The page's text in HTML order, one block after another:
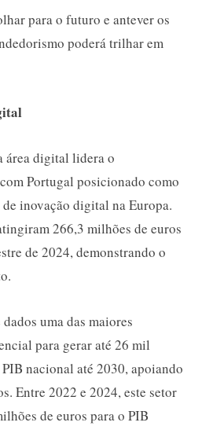
para o futuro e antever os
poderá trilhar em
área digital lidera o
Portugal posicionado como
inovação digital na Europa.
266,3 milhões de euros
de 2024, demonstrando o
uma das maiores
para gerar até 26 mil
nacional até 2030, apoiando
Entre 2022 e 2024, este setor
de euros para o PIB